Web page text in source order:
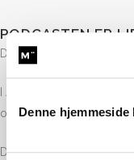
Denne
PODCASTEN ER
De fleste podcast
I Alt Om Penge har vi
oplæser til at levere
Det betyder, at